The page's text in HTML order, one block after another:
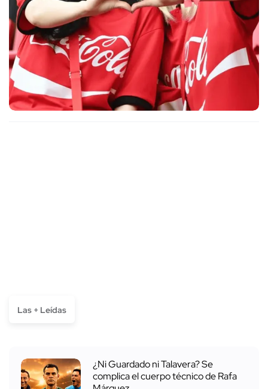
Las + Leídas
¿Ni Guardado ni Talavera? Se
complica el cuerpo técnico de Rafa